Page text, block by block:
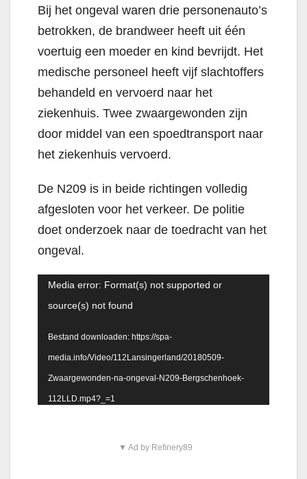
Bij het ongeval waren drie personenauto’s
betrokken, de brandweer heeft uit één
voertuig een moeder en kind bevrijdt. Het
medische personeel heeft vijf slachtoffers
behandeld en vervoerd naar het
ziekenhuis. Twee zwaargewonden zijn
door middel van een spoedtransport naar
het ziekenhuis vervoerd.
De N209 is in beide richtingen volledig
afgesloten voor het verkeer. De politie
doet onderzoek naar de toedracht van het
ongeval.
Videospeler
Media error: Format(s) not supported or
source(s) not found
Bestand downloaden: https://spa-
media.info/Video/112Lansingerland/20180509-
Zwaargewonden-na-ongeval-N209-Bergschenhoek-
112LLD.mp4?_=1
▼ Ad by Refinery89